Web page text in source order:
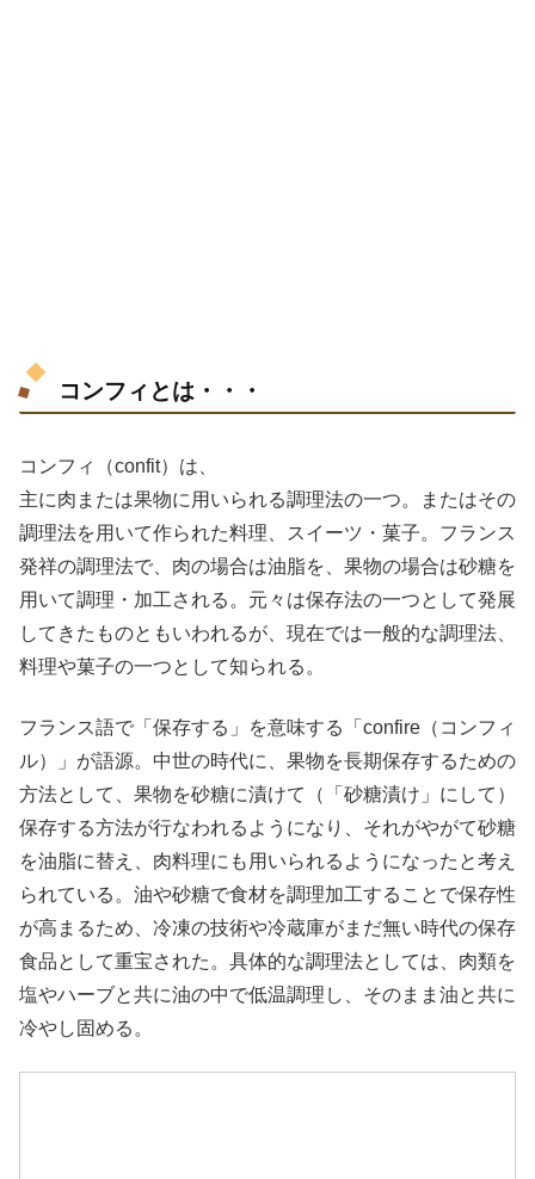
コンフィとは・・・
コンフィ（confit）は、
主に肉または果物に用いられる調理法の一つ。またはその
調理法を用いて作られた料理、スイーツ・菓子。フランス
発祥の調理法で、肉の場合は油脂を、果物の場合は砂糖を
用いて調理・加工される。元々は保存法の一つとして発展
してきたものともいわれるが、現在では一般的な調理法、
料理や菓子の一つとして知られる。
フランス語で「保存する」を意味する「confire（コンフィ
ル）」が語源。中世の時代に、果物を長期保存するための
方法として、果物を砂糖に漬けて（「砂糖漬け」にして）
保存する方法が行なわれるようになり、それがやがて砂糖
を油脂に替え、肉料理にも用いられるようになったと考え
られている。油や砂糖で食材を調理加工することで保存性
が高まるため、冷凍の技術や冷蔵庫がまだ無い時代の保存
食品として重宝された。具体的な調理法としては、肉類を
塩やハーブと共に油の中で低温調理し、そのまま油と共に
冷やし固める。